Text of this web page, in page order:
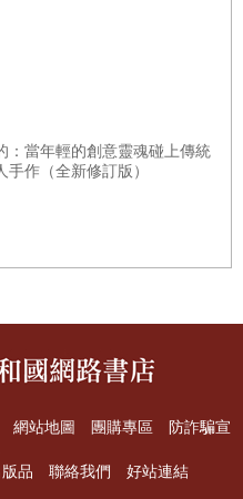
最終我對兩種結果都坦然
，隨著年齡漸長，卻學會
生活報導的時候，有一天
），一位長者帶著一
派青少年問我：「你口渴
現場把一頭山羊的奶擠進
美味的飲料。
國又愛又恨，最好是待在家
國的美國人，卻也目睹我
智慧。如果沒去過外來移
解美國如何辱罵外來移民。
暴力犯罪的國家（其實大
：當年輕的創意靈魂碰上傳統
手作（全新修訂版）
網站地圖 團購專區
防詐騙宣
品 聯絡我們 好站連結